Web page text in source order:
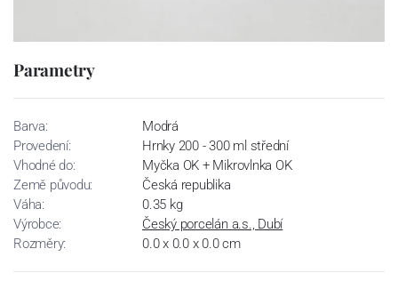
Parametry
Barva:
Modrá
Provedení:
Hrnky 200 - 300 ml střední
Vhodné do:
Myčka OK + Mikrovlnka OK
Země původu:
Česká republika
Váha:
0.35 kg
Výrobce:
Český porcelán a.s., Dubí
Rozměry:
0.0 x 0.0 x 0.0 cm